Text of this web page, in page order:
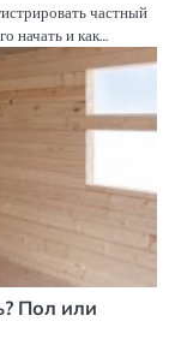
частный
начать и как…
Пол или